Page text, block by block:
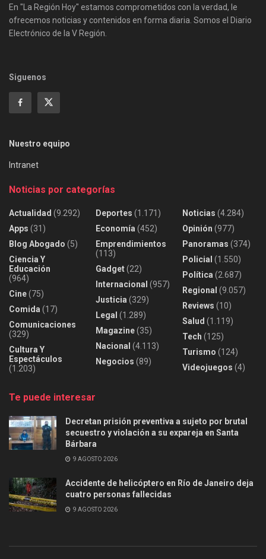
En "La Región Hoy" estamos comprometidos con la verdad, le
ofrecemos noticias y contenidos en forma diaria. Somos el Diario
Electrónico de la V Región.
Siguenos
Nuestro equipo
Intranet
Noticias por categorías
Actualidad (9.292)
Apps (31)
Blog Abogado (5)
Ciencia Y
Educación
(964)
Cine(75)
Comida (17)
Comunicaciones
(329)
Cultura Y
Espectáculos
(1.203)
Deportes (1.171)
Economía (452)
Emprendimientos
(113)
Gadget(22)
Internacional (957)
Justicia (329)
Legal (1.289)
Magazine(35)
Nacional (4.113)
Negocios (89)
Noticias (4.284)
Opinión (977)
Panoramas (374)
Policial (1.550)
Política (2.687)
Regional (9.057)
Reviews (10)
Salud (1.119)
Tech (125)
Turismo (124)
Videojuegos (4)
Te puede interesar
Decretan prisión preventiva a sujeto por brutal
secuestro y violación a su expareja en Santa
Bárbara
9 AGOSTO 2026
Accidente de helicóptero en Río de Janeiro deja
cuatro personas fallecidas
9 AGOSTO 2026